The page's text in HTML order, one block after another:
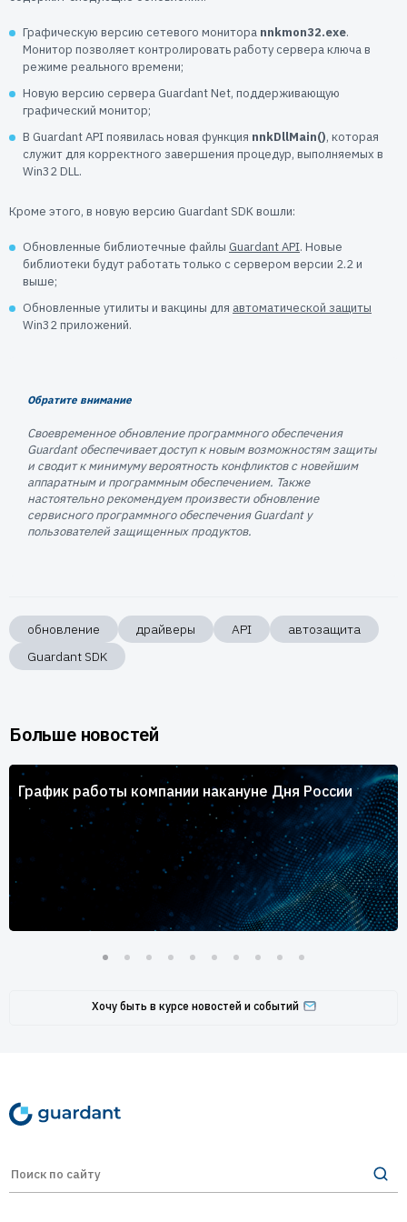
Пресс-центр
Новости
Экспертиза
Пресс-кит
Пользователям
Техническая поддержка
Графическую версию сетевого монитора nnkmon32.exe.
Монитор позволяет контролировать работу сервера ключа в
режиме реального времени;
Новую версию сервера Guardant Net, поддерживающую
графический монитор;
В Guardant API появилась новая функция nnkDllMain(), которая
служит для корректного завершения процедур, выполняемых в
Win32 DLL.
Кроме этого, в новую версию Guardant SDK вошли:
Обновленные библиотечные файлы Guardant API. Новые
библиотеки будут работать только с сервером версии 2.2 и
выше;
Обновленные утилиты и вакцины для автоматической защиты
Win32 приложений.
Обратите внимание
Своевременное обновление программного обеспечения
Guardant обеспечивает доступ к новым возможностям защиты
и сводит к минимуму вероятность конфликтов с новейшим
аппаратным и программным обеспечением. Также
настоятельно рекомендуем произвести обновление
сервисного программного обеспечения Guardant у
пользователей защищенных продуктов.
обновление драйверы API
автозащита
Guardant SDK
Больше новостей
График работы компании накануне Дня России
Хочу быть в курсе новостей и событий